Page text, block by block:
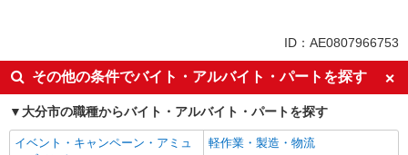
日払い
車通勤OK
交通費支給
社会保険あり
社員登用あり
ID：AE0807966753
その他の条件でバイト・アルバイト・パートを探す
大分市の職種からバイト・アルバイト・パートを探す
イベント・キャンペーン・アミュ
軽作業・製造・物流